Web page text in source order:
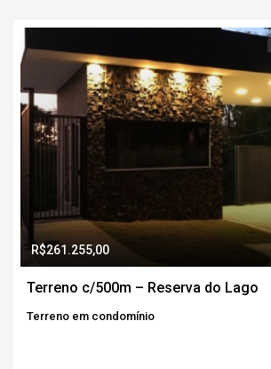
R$261.255,00
Terreno c/500m – Reserva do Lago
Terreno em condomínio